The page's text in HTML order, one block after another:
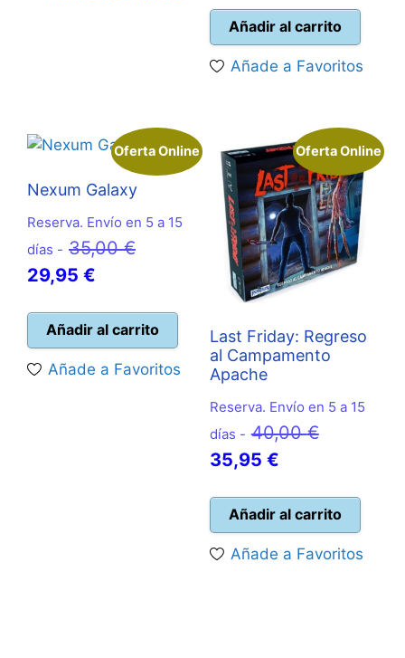
era:
actual
Añadir al carrito
Añade a Favoritos
Oferta Online
Nexum Galaxy
Reserva. Envío en 5 a 15
días - 35,00€El
era:
35,00 €.
29,95 €
actual
es:
29,95 €.
Añadir al carrito
Añade a Favoritos
Oferta Online
Last Friday: Regreso
al Campamento
Apache
Reserva. Envío en 5 a 15
días - 40,00€El
era:
40,00 €.
35,95 €El
actual
es:
35,95 €.
Añadir al carrito
Añade a Favoritos